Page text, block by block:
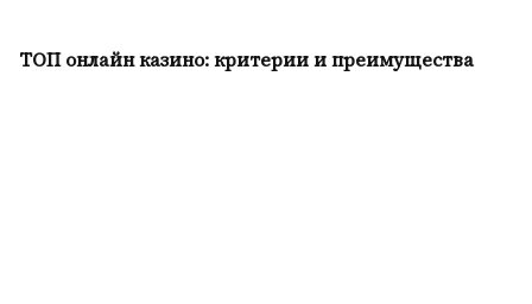
ТОП онлайн казино: критерии и преимущества